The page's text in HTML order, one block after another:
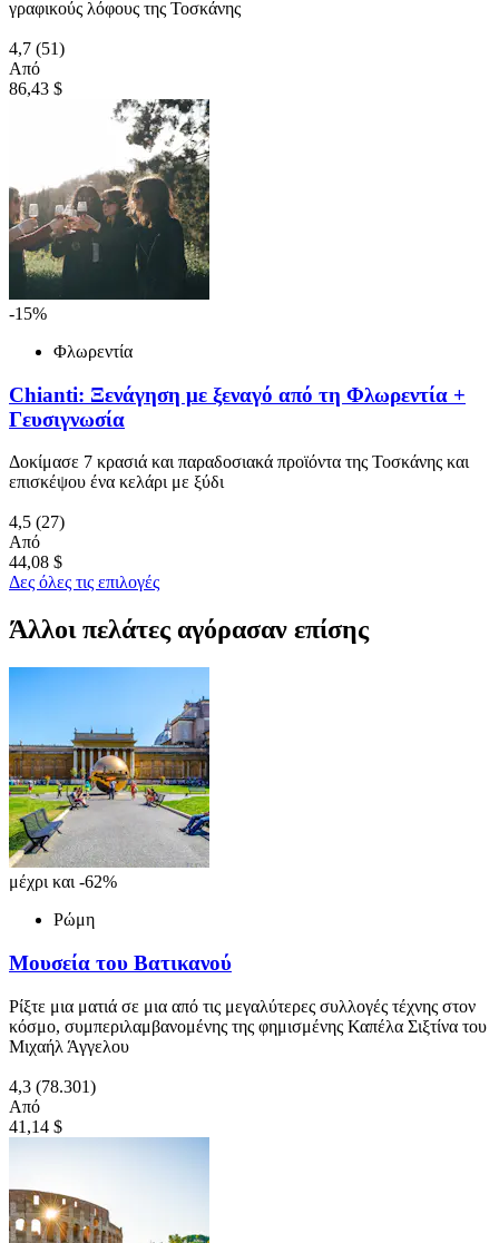
γραφικούς λόφους της Τοσκάνης
4,7 (51)
Από
86,43 $
-15%
Φλωρεντία
Chianti: Ξενάγηση με ξεναγό από τη Φλωρεντία +
Γευσιγνωσία
Δοκίμασε 7 κρασιά και παραδοσιακά προϊόντα της Τοσκάνης και
επισκέψου ένα κελάρι με ξύδι
4,5 (27)
Από
44,08 $
Δες όλες τις επιλογές
Άλλοι πελάτες αγόρασαν επίσης
μέχρι και -62%
Ρώμη
Μουσεία του Βατικανού
Ρίξτε μια ματιά σε μια από τις μεγαλύτερες συλλογές τέχνης στον
κόσμο, συμπεριλαμβανομένης της φημισμένης Καπέλα Σιξτίνα του
Μιχαήλ Άγγελου
4,3 (78.301)
Από
41,14 $